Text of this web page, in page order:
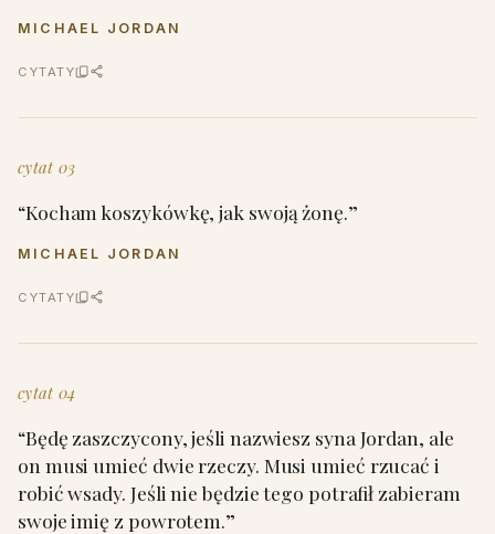
MICHAEL JORDAN
CYTATY
cytat 03
“Kocham koszykówkę, jak swoją żonę.”
MICHAEL JORDAN
CYTATY
cytat 04
“Będę zaszczycony, jeśli nazwiesz syna Jordan, ale
on musi umieć dwie rzeczy. Musi umieć rzucać i
robić wsady. Jeśli nie będzie tego potrafił zabieram
swoje imię z powrotem.”